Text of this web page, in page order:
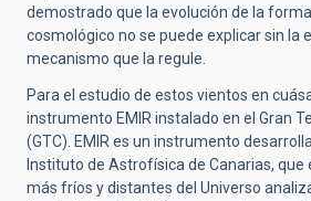
demostrado que la evolución de la
cosmológico no se puede explicar sin la
mecanismo que la regule.
Para el estudio de estos vientos en
instrumento EMIR instalado en el Gran
(GTC). EMIR es un instrumento
Instituto de Astrofísica de Canarias, que
más fríos y distantes del Universo